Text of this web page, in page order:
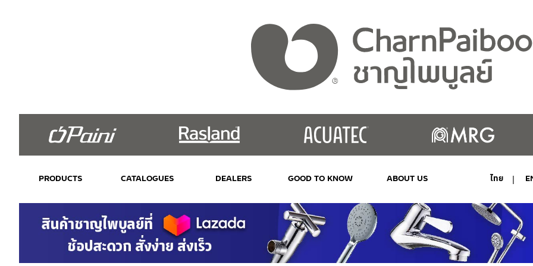
PRODUCTS CATALOGUES DEALERS GOOD TO KNOW ABOUT US ไทย